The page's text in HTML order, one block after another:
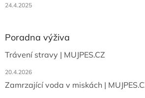
24.4.2025
Poradna výživa
Trávení stravy | MUJPES.CZ
20.4.2026
Zamrzající voda v miskách |